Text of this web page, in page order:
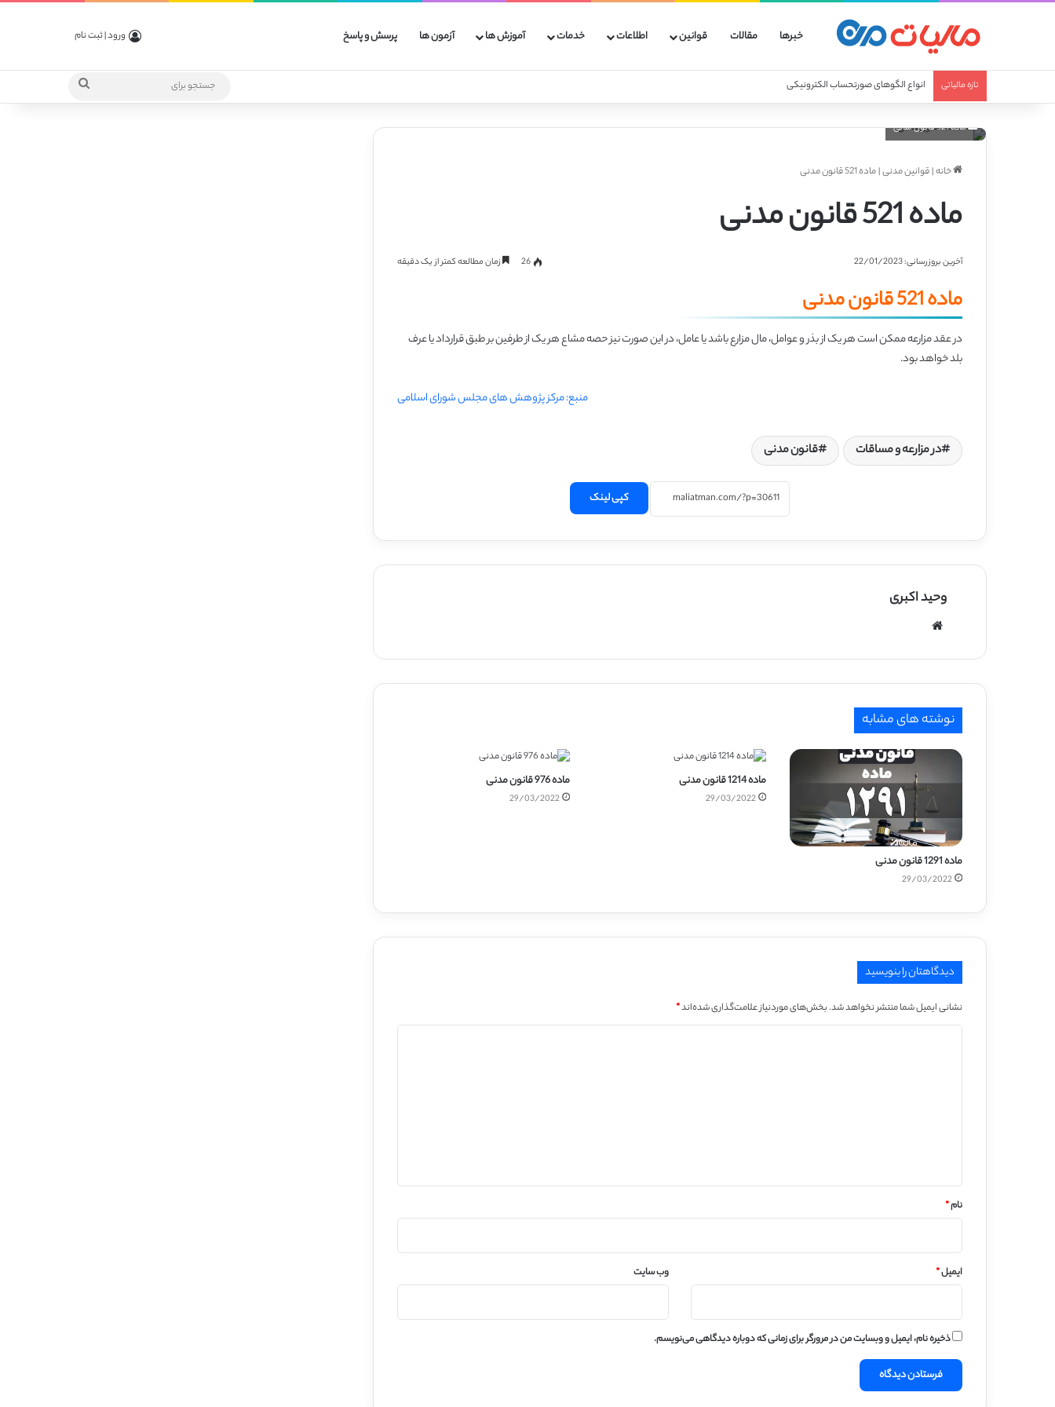
خبرها مقالات قوانین اطلاعات خدمات آموزش ها آزمون ها پرسش و پاسخ ورود | ثبت نام
تازه مالیاتی انواع الگوهای صورتحساب الکترونیکی
جستجو
ماده 521 قانون مدنی
خانه|قوانین مدنی|ماده 521 قانون مدنی
ماده 521 قانون مدنی
آخرین بروزرسانی: 22/01/2023 26 زمان مطالعه کمتر از یک دقیقه
ماده 521 قانون مدنی
در عقد مزارعه ممکن است هر یک از بذر و عوامل، مال مزارع باشد یا عامل، در اینصورت نیز حصه مشاع هر یک از طرفین بر طبق قرارداد یا عرف
بلد خواهد بود.
منبع: مرکز پژوهش های مجلس شورای اسلامی
در مزارعه و مساقات قانون مدنی
کپی لینک
وحید اکبری
نوشته های مشابه
ماده 1291 قانون مدنی
29/03/2022
ماده 1214 قانون مدنی
29/03/2022
ماده 976 قانون مدنی
29/03/2022
دیدگاهتان را بنویسید
نشانی ایمیل شما منتشر نخواهد شد.بخش‌های موردنیاز علامت‌گذاری شده‌اند*
نام*
ایمیل* وب‌ سایت
ذخیره نام، ایمیل و وبسایت من در مرورگر برای زمانی که دوباره دیدگاهی می‌نویسم.